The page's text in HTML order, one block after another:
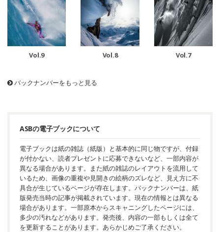
Vol.9 Vol.8 Vol.7
バックナンバーをもっと見る
ASBの電子ブックについて
電子ブックは紙の雑誌（紙版）と基本的に同じ物ですが、付録
が付かない、読者プレゼントに応募できないなど、一部内容が
異なる場合があります。また紙の雑誌のレイアウトを流用して
いるため、画像の重複や見開きの絵柄のズレなど、見え方に不
具合が生じているページが存在します。バックナンバーは、紙
版発売当時の記事が掲載されています。現在の情報とは異なる
場合があります。一部原本からスキャニングしたページには、
多少の汚れなどがあります。発売後、内容の一部もしくは全て
を更新することがあります。あらかじめご了承ください。